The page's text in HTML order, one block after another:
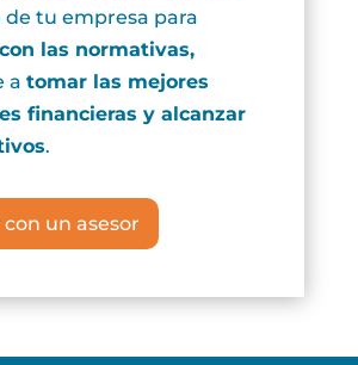
tu empresa para
las normativas,
a tomar las mejores
financieras y alcanzar
.
un asesor